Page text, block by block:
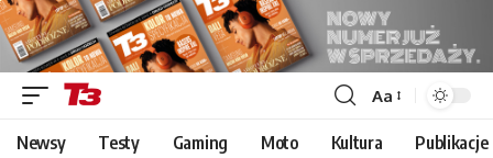
Font
Resizer
Aa
Newsy Testy Gaming Moto Kultura Publikacje